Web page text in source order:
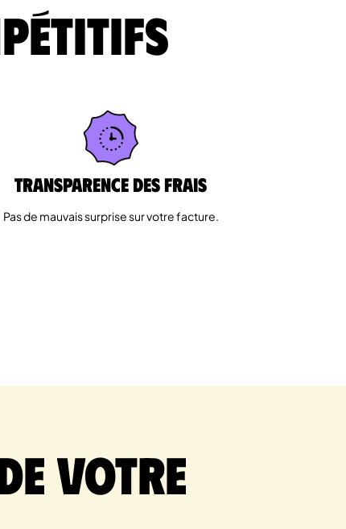
Transparence des Frais
Pas de mauvais surprise sur votre facture.
votre